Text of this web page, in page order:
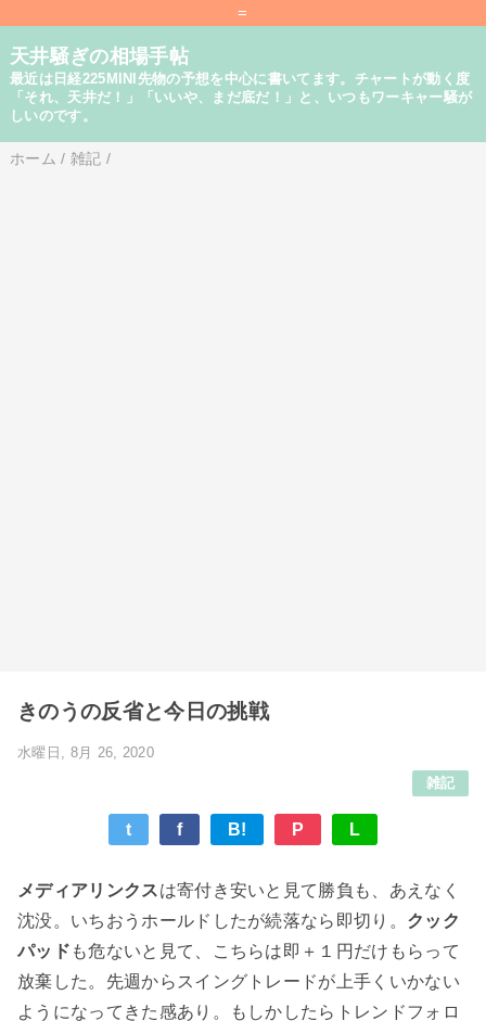
=
天井騒ぎの相場手帖
最近は日経225MINI先物の予想を中心に書いてます。チャートが動く度
「それ、天井だ！」「いいや、まだ底だ！」と、いつもワーキャー騒が
しいのです。
ホーム / 雑記 /
きのうの反省と今日の挑戦
水曜日, 8月 26, 2020
雑記
t f B! P L
メディアリンクスは寄付き安いと見て勝負も、あえなく
沈没。いちおうホールドしたが続落なら即切り。 クック
パッド も危ないと見て、こちらは即＋１円だけもらって
放棄した。先週からスイングトレードが上手くいかない
ようになってきた感あり。もしかしたらトレンドフォロ